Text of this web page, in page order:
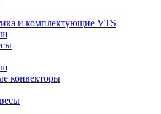
и комплектующие VTS
конвекторы